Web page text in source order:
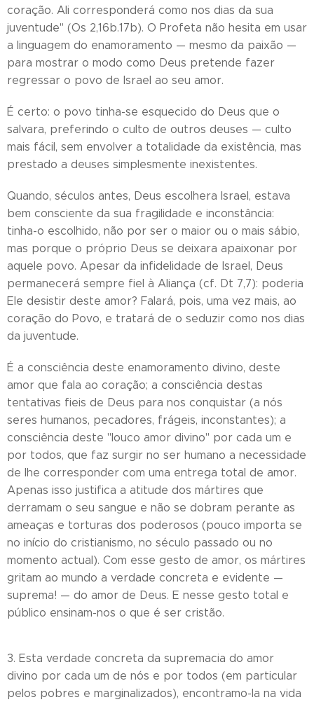
coração. Ali corresponderá como nos dias da sua
juventude" (Os 2,16b.17b). O Profeta não hesita em usar
a linguagem do enamoramento — mesmo da paixão —
para mostrar o modo como Deus pretende fazer
regressar o povo de Israel ao seu amor.
É certo: o povo tinha-se esquecido do Deus que o
salvara, preferindo o culto de outros deuses — culto
mais fácil, sem envolver a totalidade da existência, mas
prestado a deuses simplesmente inexistentes.
Quando, séculos antes, Deus escolhera Israel, estava
bem consciente da sua fragilidade e inconstância:
tinha-o escolhido, não por ser o maior ou o mais sábio,
mas porque o próprio Deus se deixara apaixonar por
aquele povo. Apesar da infidelidade de Israel, Deus
permanecerá sempre fiel à Aliança (cf. Dt 7,7): poderia
Ele desistir deste amor? Falará, pois, uma vez mais, ao
coração do Povo, e tratará de o seduzir como nos dias
da juventude.
É a consciência deste enamoramento divino, deste
amor que fala ao coração; a consciência destas
tentativas fieis de Deus para nos conquistar (a nós
seres humanos, pecadores, frágeis, inconstantes); a
consciência deste "louco amor divino" por cada um e
por todos, que faz surgir no ser humano a necessidade
de lhe corresponder com uma entrega total de amor.
Apenas isso justifica a atitude dos mártires que
derramam o seu sangue e não se dobram perante as
ameaças e torturas dos poderosos (pouco importa se
no início do cristianismo, no século passado ou no
momento actual). Com esse gesto de amor, os mártires
gritam ao mundo a verdade concreta e evidente —
suprema! — do amor de Deus. E nesse gesto total e
público ensinam-nos o que é ser cristão.
3. Esta verdade concreta da supremacia do amor
divino por cada um de nós e por todos (em particular
pelos pobres e marginalizados), encontramo-la na vida